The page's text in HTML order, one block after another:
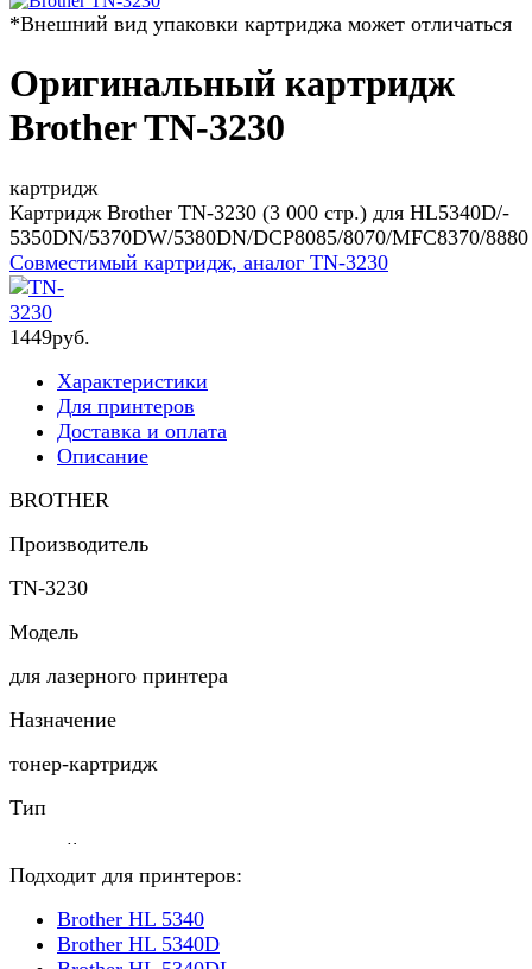
*Внешний вид упаковки картриджа может отличаться
Оригинальный картридж
Brother TN-3230
картридж
Картридж Brother TN-3230 (3 000 стр.) для HL5340D/­
5350DN/­5370DW/­5380DN/­DCP8085/­8070/­MFC8370/­8880
Совместимый картридж, аналог TN-3230
1449руб.
Характеристики
Для принтеров
Доставка и оплата
Описание
BROTHER
Производитель
TN-3230
Модель
для лазерного принтера
Назначение
тонер-картридж
Тип
черный
Цвет отпечатка
3 000 страниц
Подходит для принтеров:
Brother HL 5340
Brother HL 5340D